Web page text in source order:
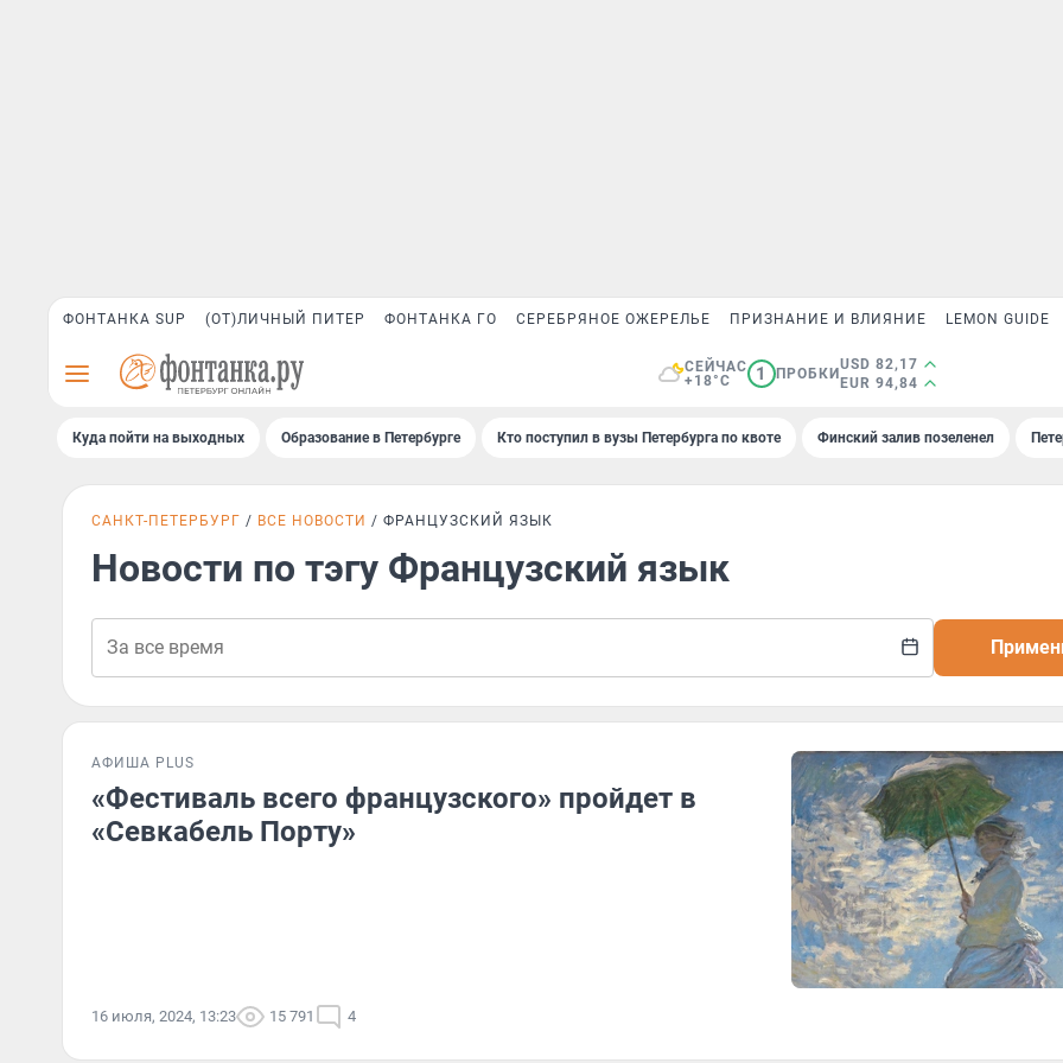
ФОНТАНКА SUP (ОТ)ЛИЧНЫЙ ПИТЕР ФОНТАНКА ГО СЕРЕБРЯНОЕ ОЖЕРЕЛЬЕ ПРИЗНАНИЕ И ВЛИЯНИЕ LEMON GUIDE
СЕЙЧАС
+18°C
1 ПРОБКИ
USD 82,17
EUR 94,84
Куда пойти на выходных Образование в Петербурге Кто поступил в вузы Петербурга по квоте Финский залив позеленел
САНКТ-ПЕТЕРБУРГ ВСЕ НОВОСТИ ФРАНЦУЗСКИЙ ЯЗЫК
Новости по тэгу Французский язык
АФИША PLUS
«Фестиваль всего французского» пройдет в
«Севкабель Порту»
16 июля, 2024, 13:23 15 791 4